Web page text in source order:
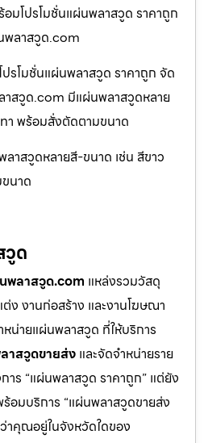
มโปรโมชั่นแผ่นพลาสวูด ราคาถูก
พลาสวูด.com
รโมชั่นแผ่นพลาสวูด ราคาถูก จัด
าสวูด.com มีแผ่นพลาสวูดหลาย
า พร้อมสั่งตัดตามขนาด
าสวูดหลายสี-ขนาด เช่น สีขาว
นาด
วูด
พลาสวูด.com แหล่งรวมวัสดุ
งานก่อสร้าง และงานโฆษณา
หน่ายแผ่นพลาสวูด ที่ให้บริการ
าสวูดขายส่ง และจัดจำหน่ายราย
าร “แผ่นพลาสวูด ราคาถูก” แต่ยัง
อมบริการ “แผ่นพลาสวูดขายส่ง
าคุณอยู่ในจังหวัดใดของ